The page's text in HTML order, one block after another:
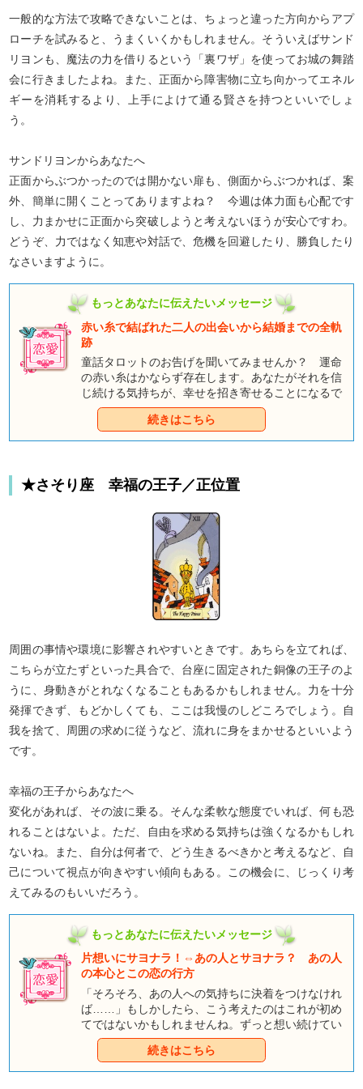
一般的な方法で攻略できないことは、ちょっと違った方向からアプ
ローチを試みると、うまくいくかもしれません。そういえばサンド
リヨンも、魔法の力を借りるという「裏ワザ」を使ってお城の舞踏
会に行きましたよね。また、正面から障害物に立ち向かってエネル
ギーを消耗するより、上手によけて通る賢さを持つといいでしょ
う。
サンドリヨンからあなたへ
正面からぶつかったのでは開かない扉も、側面からぶつかれば、案
外、簡単に開くことってありますよね？ 今週は体力面も心配です
し、力まかせに正面から突破しようと考えないほうが安心ですわ。
どうぞ、力ではなく知恵や対話で、危機を回避したり、勝負したり
なさいますように。
もっとあなたに伝えたいメッセージ
赤い糸で結ばれた二人の出会いから結婚までの全軌
跡
童話タロットのお告げを聞いてみませんか？ 運命
の赤い糸はかならず存在します。あなたがそれを信
じ続ける気持ちが、幸せを招き寄せることになるで
しょう。童話タロットであなたの深部と未来を占え
ば、答えが見えてくるはず。
続きはこちら
★さそり座 幸福の王子／正位置
周囲の事情や環境に影響されやすいときです。あちらを立てれば、
こちらが立たずといった具合で、台座に固定された銅像の王子のよ
うに、身動きがとれなくなることもあるかもしれません。力を十分
発揮できず、もどかしくても、ここは我慢のしどころでしょう。自
我を捨て、周囲の求めに従うなど、流れに身をまかせるといいよう
です。
幸福の王子からあなたへ
変化があれば、その波に乗る。そんな柔軟な態度でいれば、何も恐
れることはないよ。ただ、自由を求める気持ちは強くなるかもしれ
ないね。また、自分は何者で、どう生きるべきかと考えるなど、自
己について視点が向きやすい傾向もある。この機会に、じっくり考
えてみるのもいいだろう。
もっとあなたに伝えたいメッセージ
片想いにサヨナラ！⇔あの人とサヨナラ？ あの人
の本心とこの恋の行方
「そろそろ、あの人への気持ちに決着をつけなけれ
ば……」もしかしたら、こう考えたのはこれが初め
てではないかもしれませんね。ずっと想い続けてい
るのに、ちっとも変らない「あの人」との関係に、
あなたの心もすっかり疲れてしまっているようで
す。片想いにサヨナラするために勇気を出して告白
続きはこちら